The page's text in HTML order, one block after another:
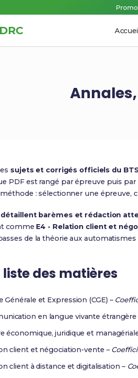
Annales,
sujets et corrigés officiels du
PDF est rangé par épreuve puis
: sélectionner une épreuve,
barèmes et rédaction
comme E4 - Relation client et
de la théorie aux automatismes
des matières
Générale et Expression (CGE) –
en langue vivante étrangère
économique, juridique et
client et négociation-vente –
client à distance et digitalisation –